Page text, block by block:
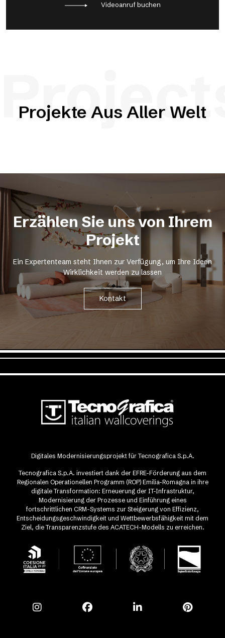
Videoanruf buchen
Projekte Aus Aller Welt
Erzählen Sie uns von Ihrem
Projekt
Ein Expertenteam steht Ihnen zur Verfügung, um Ihre Ideen
Wirklichkeit werden zu lassen
Kontakt
Digitales Modernisierungsprojekt für Tecnografica S.p.A.
Tecnografica S.p.A. investiert dank der EFRE-Förderung aus dem
Regionalen Operationellen Programm (ROP) Emilia-Romagna in ihre
digitale Transformation: Erneuerung der IT-Infrastruktur,
Modernisierung der Prozesse und Einführung eines
fortschrittlichen CRM-Systems zur Steigerung von Effizienz,
Entscheidungsgeschwindigkeit und Wettbewerbsfähigkeit mit dem
Ziel, die Transparenzstufe des ACATECH-Modells zu erreichen.